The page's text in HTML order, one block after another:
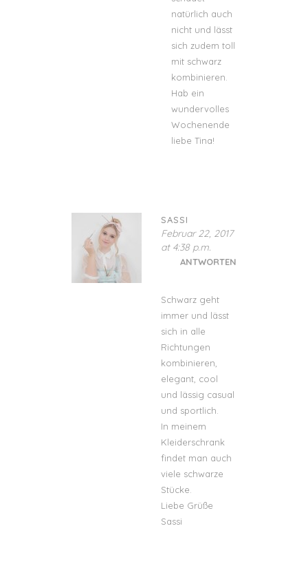
natürlich auch
nicht und lässt
sich zudem toll
mit schwarz
kombinieren.
Hab ein
wundervolles
Wochenende
liebe Tina!
SASSI
Februar 22, 2017
at 4:38 p.m.
ANTWORTEN
Schwarz geht
immer und lässt
sich in alle
Richtungen
kombinieren,
elegant, cool
und lässig casual
und sportlich.
In meinem
Kleiderschrank
findet man auch
viele schwarze
Stücke.
Liebe Grüße
Sassi